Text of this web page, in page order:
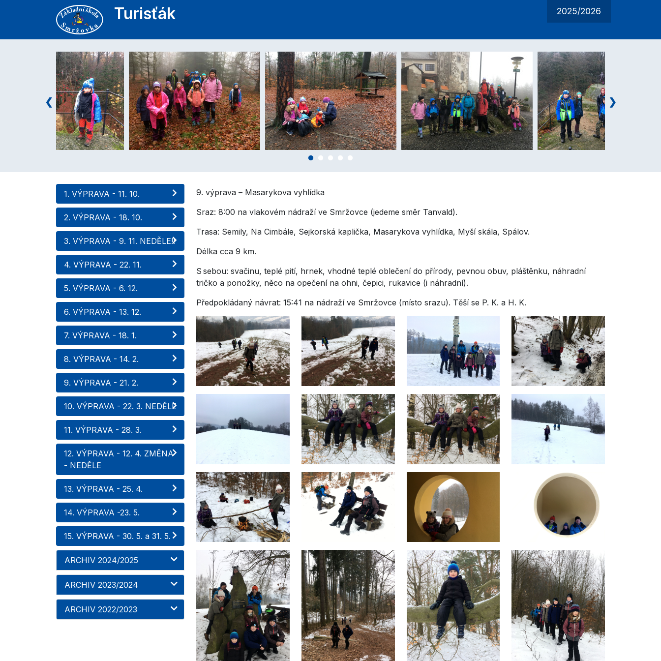
Turisťák 2025/2026
1. VÝPRAVA - 11. 10.
2. VÝPRAVA - 18. 10.
3. VÝPRAVA - 9. 11. NEDĚLE!!
4. VÝPRAVA - 22. 11.
5. VÝPRAVA - 6. 12.
6. VÝPRAVA - 13. 12.
7. VÝPRAVA - 18. 1.
8. VÝPRAVA - 14. 2.
9. VÝPRAVA - 21. 2.
10. VÝPRAVA - 22. 3. NEDĚLE
11. VÝPRAVA - 28. 3.
12. VÝPRAVA - 12. 4. ZMĚNA
- NEDĚLE
13. VÝPRAVA - 25. 4.
14. VÝPRAVA -23. 5.
15. VÝPRAVA - 30. 5. a 31. 5.
ARCHIV 2024/2025
ARCHIV 2023/2024
ARCHIV 2022/2023
9. výprava – Masarykova vyhlídka
Sraz: 8:00 na vlakovém nádraží ve Smržovce (jedeme směr Tanvald).
Trasa: Semily, Na Cimbále, Sejkorská kaplička, Masarykova vyhlídka, Myší skála, Spálov.
Délka cca 9 km.
S sebou: svačinu, teplé pití, hrnek, vhodné teplé oblečení do přírody, pevnou obuv, pláštěnku, náhradní
tričko a ponožky, něco na opečení na ohni, čepici, rukavice (i náhradní).
Předpokládaný návrat: 15:41 na nádraží ve Smržovce (místo srazu). Těší se P. K. a H. K.